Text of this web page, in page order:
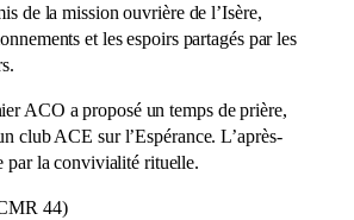
de la mission ouvrière de l’Isère,
et les espoirs partagés par les
ACO a proposé un temps de prière,
club ACE sur l’Espérance. L’après-
par la convivialité rituelle.
44)